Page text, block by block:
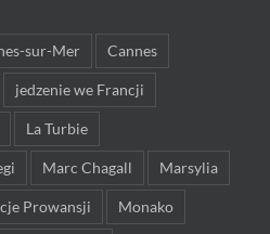
sur-Mer Cannes
jedzenie we Francji
La Turbie
Marc Chagall Marsylia
Prowansji Monako